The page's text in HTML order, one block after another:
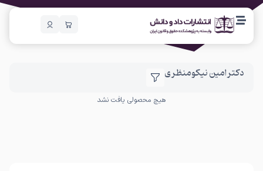
دکتر امین نیکومنظری
هیچ محصولی یافت نشد